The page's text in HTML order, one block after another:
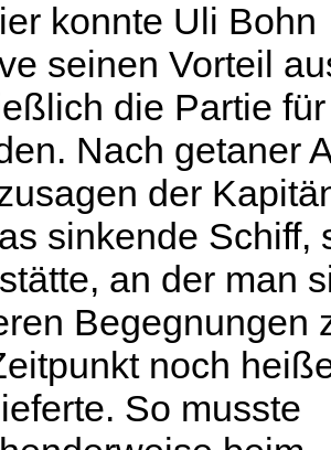
konnte Uli Bohn
seinen Vorteil
die Partie
Nach getaner
der
sinkende Schiff,
an der man
Begegnungen
noch
So musste